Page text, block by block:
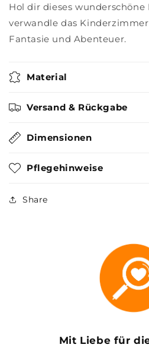
Hol dir dieses
verwandle das
Fantasie und Abenteuer.
Material
Versand & Rückgabe
Dimensionen
Pflegehinweise
Share
Mit Liebe für